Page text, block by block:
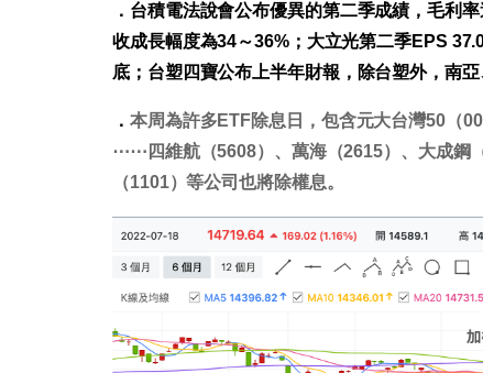
．台積電法說會公布優異的第二季成績，毛利
收成長幅度為34～36%；大立光第二季EPS
底；台塑四寶公布上半年財報，除台塑外，南
． 本周為許多ETF除息日，包含元大台灣50（
⋯⋯四維航（5608）、萬海（2615）、大成鋼
（1101）等公司也將除權息。